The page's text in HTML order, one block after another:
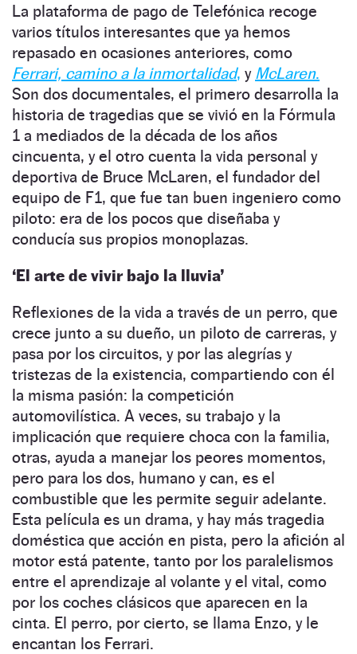
La plataforma de pago de Telefónica recoge
varios títulos interesantes que ya hemos
repasado en ocasiones anteriores, como
Ferrari, camino a la inmortalidad, y McLaren.
Son dos documentales, el primero desarrolla la
historia de tragedias que se vivió en la Fórmula
1 a mediados de la década de los años
cincuenta, y el otro cuenta la vida personal y
deportiva de Bruce McLaren, el fundador del
equipo de F1, que fue tan buen ingeniero como
piloto: era de los pocos que diseñaba y
conducía sus propios monoplazas.
‘El arte de vivir bajo la lluvia’
Reflexiones de la vida a través de un perro, que
crece junto a su dueño, un piloto de carreras, y
pasa por los circuitos, y por las alegrías y
tristezas de la existencia, compartiendo con él
la misma pasión: la competición
automovilística. A veces, su trabajo y la
implicación que requiere choca con la familia,
otras, ayuda a manejar los peores momentos,
pero para los dos, humano y can, es el
combustible que les permite seguir adelante.
Esta película es un drama, y hay más tragedia
doméstica que acción en pista, pero la afición al
motor está patente, tanto por los paralelismos
entre el aprendizaje al volante y el vital, como
por los coches clásicos que aparecen en la
cinta. El perro, por cierto, se llama Enzo, y le
encantan los Ferrari.